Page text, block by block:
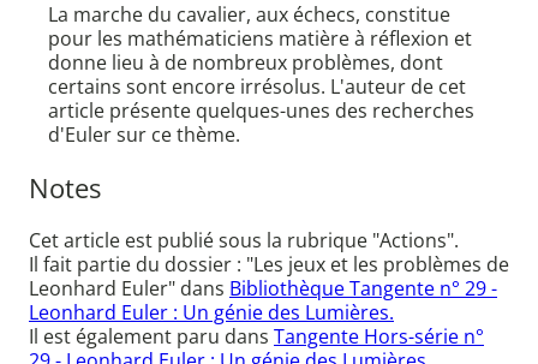
La marche du cavalier, aux échecs, constitue
pour les mathématiciens matière à réflexion et
donne lieu à de nombreux problèmes, dont
certains sont encore irrésolus. L'auteur de cet
article présente quelques-unes des recherches
d'Euler sur ce thème.
Notes
Cet article est publié sous la rubrique "Actions".
Il fait partie du dossier : "Les jeux et les problèmes de
Leonhard Euler" dans Bibliothèque Tangente n° 29 -
Leonhard Euler : Un génie des Lumières.
Il est également paru dans Tangente Hors-série n°